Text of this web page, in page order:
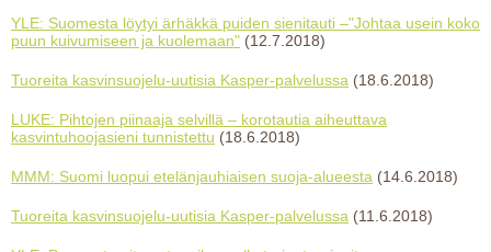
YLE: Suomesta löytyi ärhäkkä puiden sienitauti –"Johtaa usein koko
puun kuivumiseen ja kuolemaan" (12.7.2018)
Tuoreita kasvinsuojelu-uutisia Kasper-palvelussa (18.6.2018)
LUKE: Pihtojen piinaaja selvillä – korotautia aiheuttava
kasvintuhoojasieni tunnistettu (18.6.2018)
MMM: Suomi luopui etelänjauhiaisen suoja-alueesta (14.6.2018)
Tuoreita kasvinsuojelu-uutisia Kasper-palvelussa (11.6.2018)